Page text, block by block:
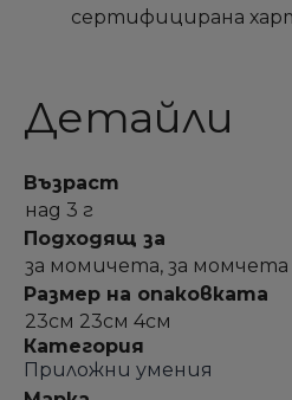
сертифицирана
Детайли
Възраст
над 3 г
Подходящ за
за момичета, за момчета
Размер на опаковката
23см 23см 4см
Категория
Приложни умения